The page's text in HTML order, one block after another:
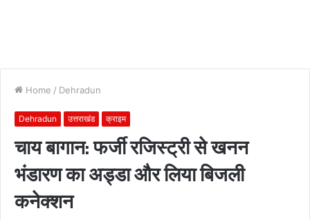
Home / Dehradun
Dehradun उत्तराखंड क्राइम
चाय बागान: फर्जी रजिस्ट्री से खनन
भंडारण का अड्डा और लिया बिजली
कनेक्शन